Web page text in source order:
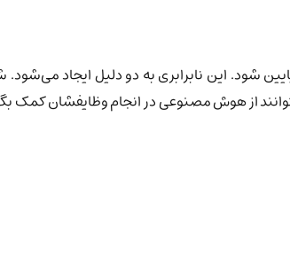
پایین شود. این نابرابری به دو دلیل ایجاد
از هوش مصنوعی در انجام وظایفشان کمک